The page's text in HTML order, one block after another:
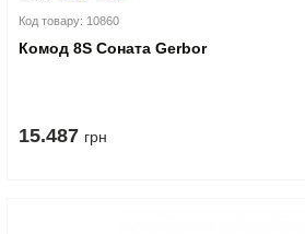
Код товару: 10860
Комод 8S Соната Gerbor
15.487 грн